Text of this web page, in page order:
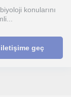
konularını
geç